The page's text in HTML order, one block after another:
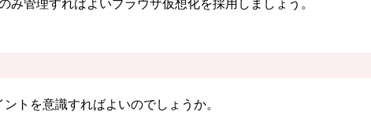
管理すればよいブラウザ仮想化を採用しましょう。
トを意識すればよいのでしょうか。